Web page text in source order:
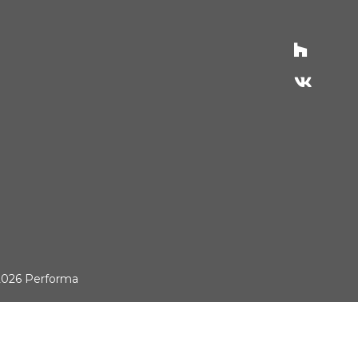
Performa